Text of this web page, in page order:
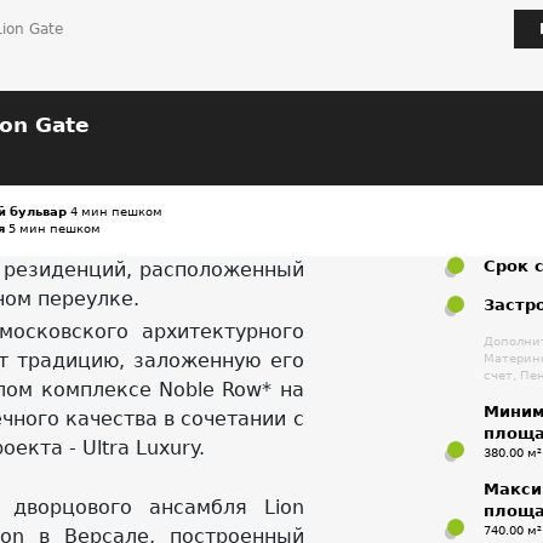
Gate
Gate
бульвар 4 мин пешком
5 мин пешком
расположенный
переулке.
архитектурного
традицию, заложенную его
комплексе Noble Row* на
качества в сочетании с
- Ultra Luxury.
дворцового ансамбля Lion
в Версале, построенный
Срок
счет,
380.00 м²
740.00 м²